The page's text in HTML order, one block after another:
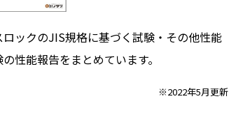
ロックのJIS規格に基づく試験・その他性能
性能報告をまとめています。
※2022年5月更新